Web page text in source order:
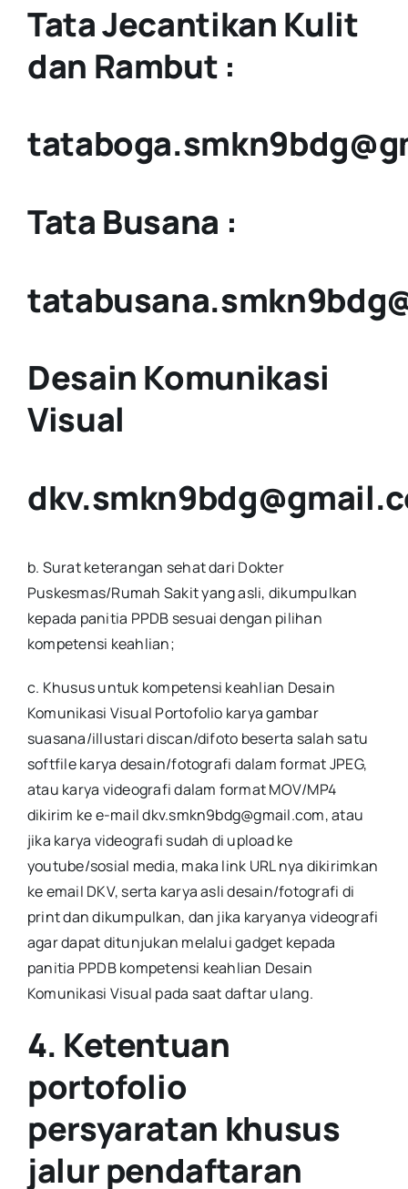
Tata Jecantikan Kulit
dan Rambut :
Tata Busana :
Desain Komunikasi
Visual
b. Surat keterangan sehat dari Dokter
Puskesmas/Rumah Sakit yang asli, dikumpulkan
kepada panitia PPDB sesuai dengan pilihan
kompetensi keahlian;
c. Khusus untuk kompetensi keahlian Desain
Komunikasi Visual Portofolio karya gambar
suasana/illustari discan/difoto beserta salah satu
softfile karya desain/fotografi dalam format JPEG,
atau karya videografi dalam format MOV/MP4
dikirim ke e-mail dkv.smkn9bdg@gmail.com, atau
jika karya videografi sudah di upload ke
youtube/sosial media, maka link URL nya dikirimkan
ke email DKV, serta karya asli desain/fotografi di
print dan dikumpulkan, dan jika karyanya videografi
agar dapat ditunjukan melalui gadget kepada
panitia PPDB kompetensi keahlian Desain
Komunikasi Visual pada saat daftar ulang.
4. Ketentuan
portofolio
persyaratan khusus
jalur pendaftaran